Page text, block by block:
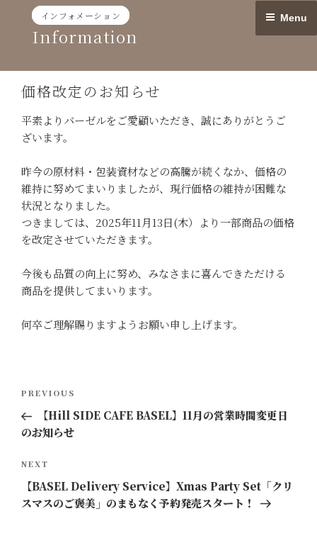
content
Menu
インフォメーション
Information
価格改定のお知らせ
平素よりバーゼルをご愛顧いただき、誠にありがとうご
ざいます。
昨今の原材料・包装資材などの高騰が続くなか、価格の
維持に努めてまいりましたが、現行価格の維持が困難な
状況となりました。
つきましては、2025年11月13日(木）より一部商品の価格
を改定させていただきます。
今後も品質の向上に努め、みなさまに喜んできただける
商品を提供してまいります。
何卒ご理解賜りますようお願い申し上げます。
ナ
ビ
ゲ
ー
シ
Previous
Post
PREVIOUS
【Hill SIDE CAFE BASEL】11月の営業時間変更日
のお知らせ
Next
Post
NEXT
【BASEL Delivery Service】Xmas Party Set「クリ
スマスのご褒美」のまもなく予約発売スタート！